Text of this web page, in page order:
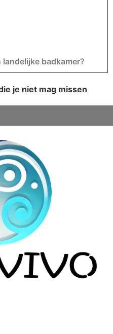
badkamer?
je niet mag missen